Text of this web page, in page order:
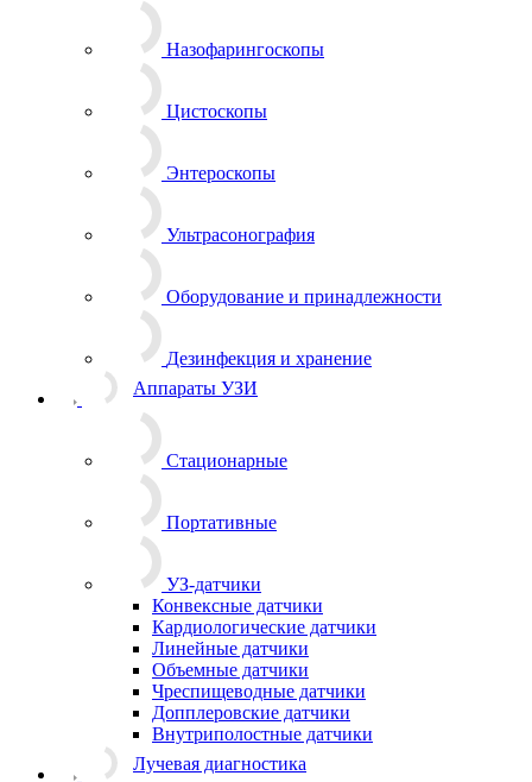
Назофарингоскопы
Цистоскопы
Энтероскопы
Ультрасонография
Оборудование и принадлежности
Дезинфекция и хранение
Аппараты УЗИ
Стационарные
Портативные
УЗ-датчики
Конвексные датчики
Кардиологические датчики
Линейные датчики
Объемные датчики
Чреспищеводные датчики
Допплеровские датчики
Внутриполостные датчики
Лучевая диагностика